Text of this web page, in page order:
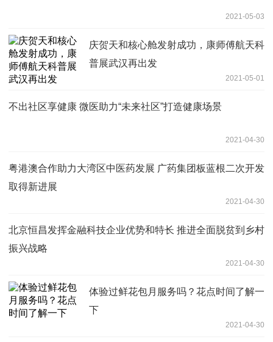
2021-05-03
庆贺天和核心舱发射成功，康师傅航天科
普展武汉再出发
2021-05-01
不出社区享健康 微医助力“未来社区”打造健康场景
2021-04-30
粤港澳合作助力大湾区中医药发展 广药集团板蓝根二次开发
取得新进展 ​
2021-04-30
北京恒昌发挥金融科技企业优势和特长 推进全面脱贫到乡村
振兴战略
2021-04-30
体验过鲜花包月服务吗？花点时间了解一
下
2021-04-30